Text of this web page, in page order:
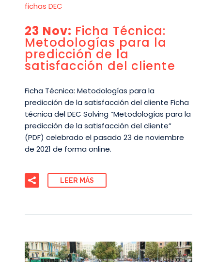
fichas DEC
23 Nov: Ficha Técnica:
Metodologías para la
predicción de la
satisfacción del cliente
Ficha Técnica: Metodologías para la
predicción de la satisfacción del cliente Ficha
técnica del DEC Solving “Metodologías para la
predicción de la satisfacción del cliente”
(PDF) celebrado el pasado 23 de noviembre
de 2021 de forma online.
LEER MÁS